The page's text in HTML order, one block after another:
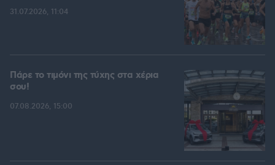
31.07.2026, 11:04
Πάρε το τιμόνι της τύχης στα χέρια
σου!
07.08.2026, 15:00